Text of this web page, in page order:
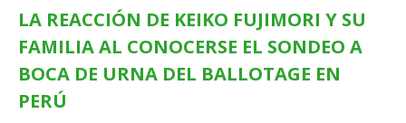
LA REACCIÓN DE KEIKO FUJIMORI Y SU
FAMILIA AL CONOCERSE EL SONDEO A
BOCA DE URNA DEL BALLOTAGE EN
PERÚ